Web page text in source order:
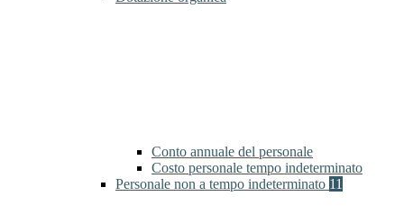
Conto annuale del personale
Costo personale tempo indeterminato
Personale non a tempo indeterminato 11